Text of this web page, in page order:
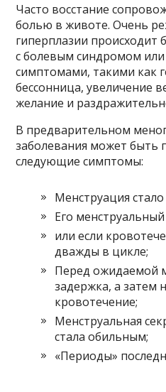
Часто восстание
болью в животе. Очень
гиперплазии происходит
с болевым синдромом
симптомами, такими как
бессонница, увеличение
желание и
В предварительном
заболевания может быть
следующие симптомы:
Менструация
Его
или если
дважды в цикле;
Перед ожидаемой
задержка, а затем
кровотечение;
Менструальная
стала обильным;
«Периоды»